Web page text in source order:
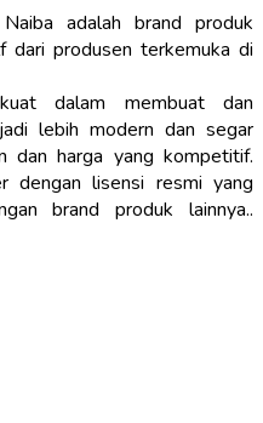
adalah brand produk
dari produsen terkemuka di
dalam membuat dan
lebih modern dan segar
dan harga yang kompetitif.
dengan lisensi resmi yang
brand produk lainnya..